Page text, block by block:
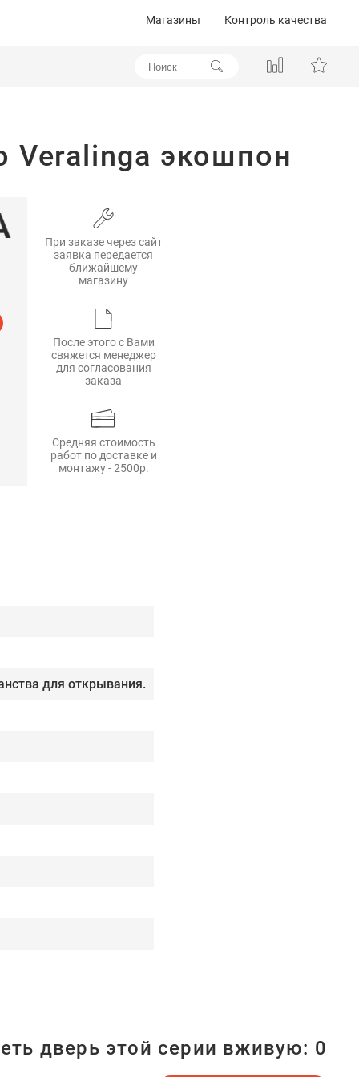
Магазины Контроль качества
Veralinga экошпон
При заказе через сайт
заявка передается
ближайшему
магазину
После этого с Вами
свяжется менеджер
для согласования
заказа
Средняя стоимость
работ по доставке и
монтажу - 2500р.
для открывания.
дверь этой серии вживую: 0